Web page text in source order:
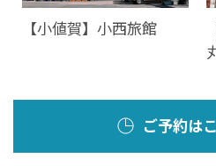
【小値賀】小西旅館
ご予約は